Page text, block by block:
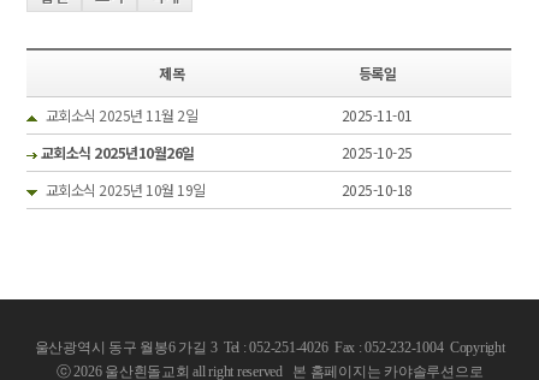
제목 등록일
교회소식 2025년 11월 2일
2025-11-01
교회소식 2025년10월26일
2025-10-25
교회소식 2025년 10월 19일
2025-10-18
울산광역시 동구 월봉6 가길 3 Tel : 052-251-4026 Fax : 052-232-1004 Copyright
ⓒ 2026 울산흰돌교회 all right reserved 본 홈페이지는 카야솔루션으로